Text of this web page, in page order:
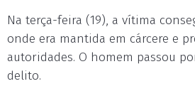
Na terça-feira (19), a vítima
onde era mantida em cárcere e
autoridades. O homem passou
delito.